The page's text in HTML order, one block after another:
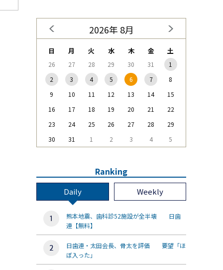
2026年 8月
日 月 火 水 木 金 土
26 27 28 29 30 31
1
2
3 4 5 6 7
8
9
10 11 12 13 14
15
16
17 18 19 20 21
22
23
24 25 26 27 28
29
30
31 1 2 3 4 5
Ranking
Daily Weekly
熊本地震、歯科診52施設が全半壊 日歯
連【無料】
日歯連・太田会長、骨太を評価 要望「ほ
ぼ入った」